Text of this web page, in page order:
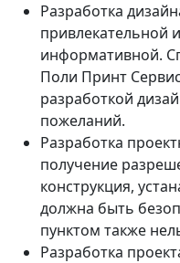
Разработка
привлекательной
информативной.
Поли Принт
разработкой
пожеланий.
Разработка
получение
конструкция,
должна быть
пунктом также
Разработка